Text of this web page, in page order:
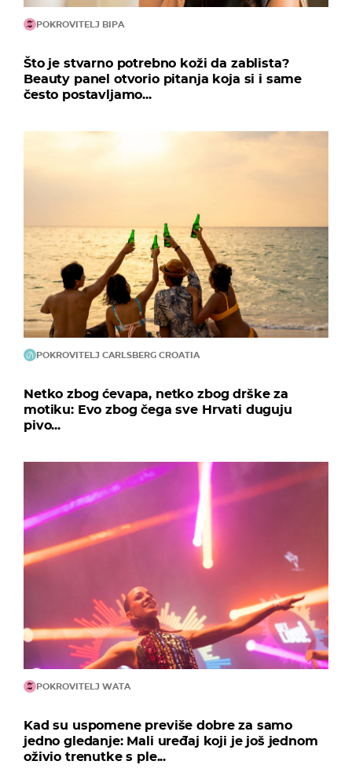
POKROVITELJ BIPA
Što je stvarno potrebno koži da zablista?
Beauty panel otvorio pitanja koja si i same
često postavljamo...
POKROVITELJ CARLSBERG CROATIA
Netko zbog ćevapa, netko zbog drške za
motiku: Evo zbog čega sve Hrvati duguju
pivo...
POKROVITELJ WATA
Kad su uspomene previše dobre za samo
jedno gledanje: Mali uređaj koji je još jednom
oživio trenutke s ple...